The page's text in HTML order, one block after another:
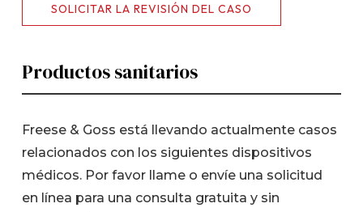
SOLICITAR LA REVISIÓN DEL CASO
Productos sanitarios
Freese & Goss está llevando actualmente casos
relacionados con los siguientes dispositivos
médicos. Por favor llame o envíe una solicitud
en línea para una consulta gratuita y sin